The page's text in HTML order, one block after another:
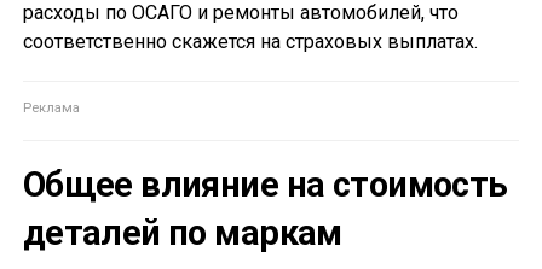
расходы по ОСАГО и ремонты автомобилей, что
соответственно скажется на страховых выплатах.
Общее влияние на стоимость
деталей по маркам